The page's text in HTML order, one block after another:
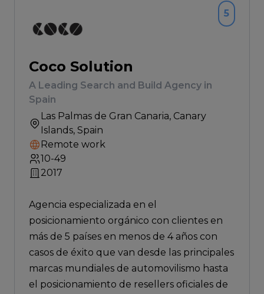
Coco Solution
A Leading Search and Build Agency in
Spain
Las Palmas de Gran Canaria, Canary
Islands, Spain
Remote work
10-49
2017
5
Agencia especializada en el
posicionamiento orgánico con clientes en
más de 5 países en menos de 4 años con
casos de éxito que van desde las principales
marcas mundiales de automovilismo hasta
el posicionamiento de resellers oficiales de